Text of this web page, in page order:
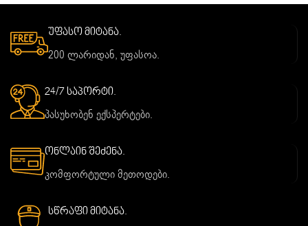
უფასო მიტანა.
200 ლარიდან, უფასოა.
24/7 საპორტი.
პასუხობენ ექსპერტები.
ონლაინ შეძენა.
კომფორტული მეთოდები.
სწრაფი მიტანა.